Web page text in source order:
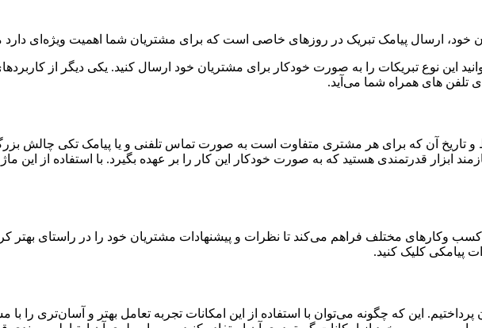
ارسال پیامک تبریک در روزهای خاصی است که برای مشتریان شما اهمیت ویژه‌ای دارد
این نوع تبریکات را به صورت خودکار برای مشتریان خود ارسال کنید. یکی دیگر از
تلفن های همراه شما می‌آید.
آن که برای هر مشتری متفاوت است به صورت تماس تلفنی و یا پیامک تکی چالش
ابزار قدرتمندی هستید که به صورت خودکار این کار را بر عهده بگیرد. با استفاده از این
وکارهای مختلف فراهم می‌کند تا نظرات و پیشنهادات مشتریان خود را در راستای بهتر
پیامکی کلیک کنید.
پرداختیم. این که چگونه می‌توان با استفاده از این امکانات تجربه تعامل بهتر و آسان‌تری